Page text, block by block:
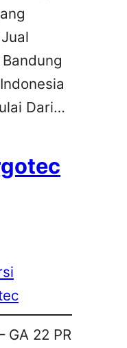
Dari…
GA 22 PR